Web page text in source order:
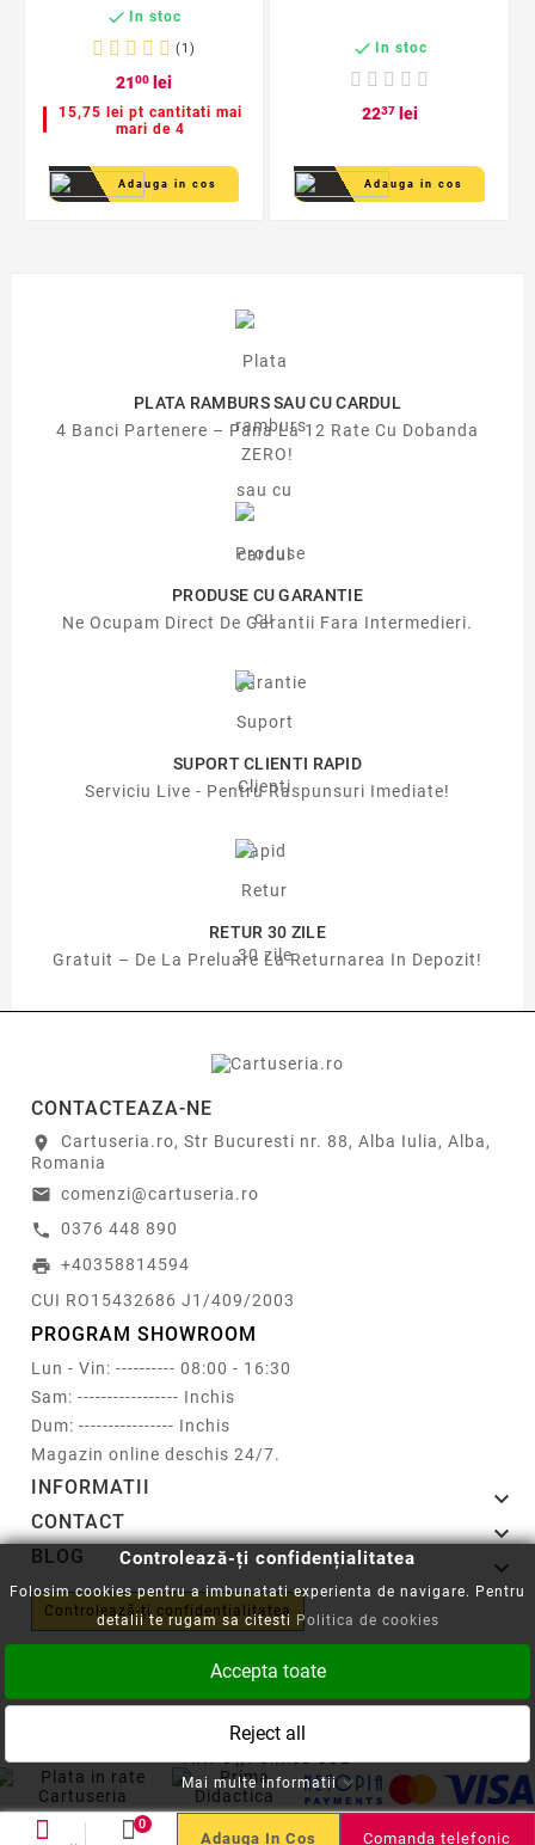
 In stoc
(1)
2100lei
15,75 lei pt cantitati mai
mari de 4
Adauga in cos
 In stoc
2237lei
Adauga in cos
PLATA RAMBURS SAU CU CARDUL
4 Banci Partenere – Pana La 12 Rate Cu Dobanda
ZERO!
PRODUSE CU GARANTIE
Ne Ocupam Direct De Garantii Fara Intermedieri.
SUPORT CLIENTI RAPID
Serviciu Live - Pentru Raspunsuri Imediate!
RETUR 30 ZILE
Gratuit – De La Preluare La Returnarea In Depozit!
CONTACTEAZA-NE
location_on
Cartuseria.ro, Str Bucuresti nr. 88, Alba Iulia, Alba,
Romania
email comenzi@cartuseria.ro
call 0376 448 890
print +40358814594
CUI RO15432686 J1/409/2003
PROGRAM SHOWROOM
Lun - Vin: ---------- 08:00 - 16:30
Sam: ----------------- Inchis
Dum: ---------------- Inchis
Magazin online deschis 24/7.
INFORMATII 
CONTACT 
BLOG 
Controlează-ți confidențialitatea
Copyright © 2008-2026 - Cartuseria.ro
ANPC||Politica SOL
0
Adauga In Cos Comanda telefonic
Controlează-ți confidențialitatea
Folosim cookies pentru a imbunatati experienta de navigare. Pentru
detalii te rugam sa citesti Politica de cookies
Accepta toate
Reject all
Mai multe informatii